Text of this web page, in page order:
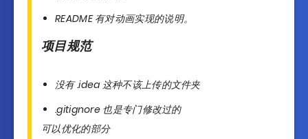
README 有对动画实现的说明。
项目规范
没有 .idea 这种不该上传的文件夹
.gitignore 也是专门修改过的
可以优化的部分